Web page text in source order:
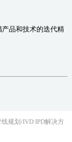
产品和技术的迭代精
规划/IVD IPD解决方